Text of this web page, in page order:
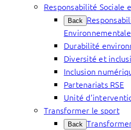
Responsabilité Sociale
Back
Environnementale
Durabilité
Diversité et
Inclusion
Partenariats RSE
Unité
Transformer le sport
Back